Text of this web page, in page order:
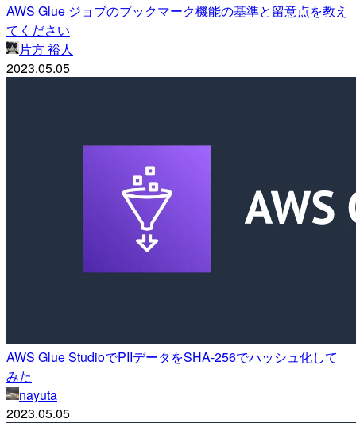
AWS Glue ジョブのブックマーク機能の基準と留意点を教え
てください
片方 裕人
2023.05.05
AWS Glue StudioでPIIデータをSHA-256でハッシュ化して
みた
nayuta
2023.05.05